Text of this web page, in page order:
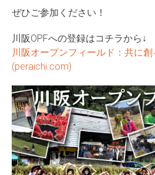
ぜひご参加ください！
川阪OPFへの登録はコチラから↓
川阪オープンフィールド：共に創
(peraichi.com)